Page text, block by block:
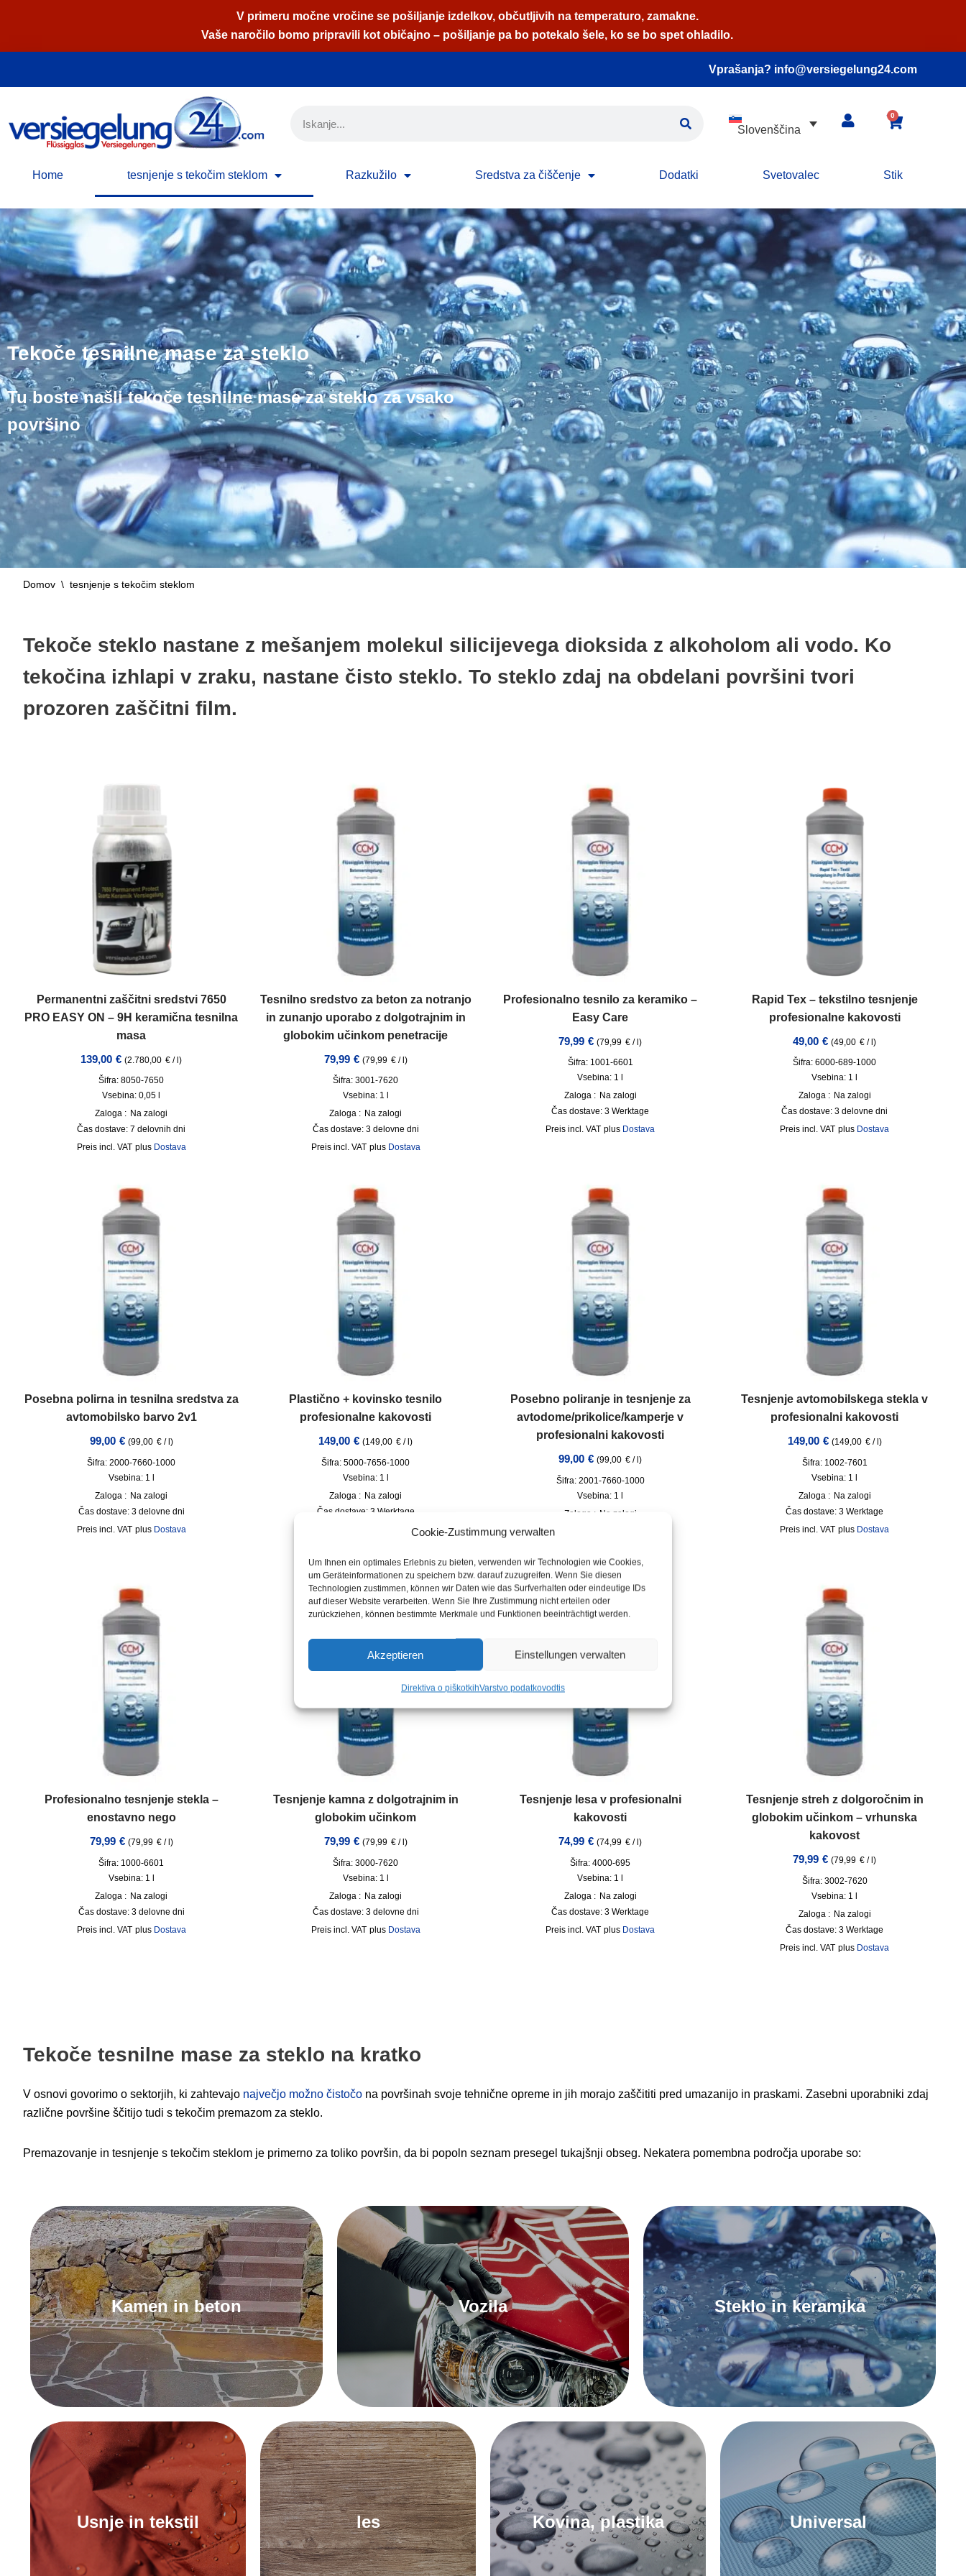
Cookie-Zustimmung verwalten
Um Ihnen ein optimales Erlebnis zu bieten, verwenden wir Technologien wie Cookies,
um Geräteinformationen zu speichern bzw. darauf zuzugreifen. Wenn Sie diesen
Technologien zustimmen, können wir Daten wie das Surfverhalten oder eindeutige IDs
auf dieser Website verarbeiten. Wenn Sie Ihre Zustimmung nicht erteilen oder
zurückziehen, können bestimmte Merkmale und Funktionen beeinträchtigt werden.
Akzeptieren Einstellungen verwalten
Direktiva o piškotkihVarstvo podatkovodtis
V primeru močne vročine se pošiljanje izdelkov, občutljivih na temperaturo, zamakne.
Vaše naročilo bomo pripravili kot običajno – pošiljanje pa bo potekalo šele, ko se bo spet ohladilo.
Vprašanja? info@versiegelung24.com
Slovenščina
0
Home tesnjenje s tekočim steklom Razkužilo Sredstva za čiščenje Dodatki Svetovalec Stik
Tekoče tesnilne mase za steklo
Tu boste našli tekoče tesnilne mase za steklo za vsako
površino
Domov \ tesnjenje s tekočim steklom
Tekoče steklo nastane z mešanjem molekul silicijevega dioksida z alkoholom ali vodo. Ko
tekočina izhlapi v zraku, nastane čisto steklo. To steklo zdaj na obdelani površini tvori
prozoren zaščitni film.
Permanentni zaščitni sredstvi 7650
PRO EASY ON – 9H keramična tesnilna
masa
139,00 € (2.780,00 € /l)
Šifra: 8050-7650
Vsebina: 0,05
Zaloga : Na zalogi
Čas dostave:7 delovnih dni
incl. VAT plus Dostava
Tesnilno sredstvo za beton za notranjo
in zunanjo uporabo z dolgotrajnim in
globokim učinkom penetracije
79,99 € (79,99 €/l)
Šifra: 3001-7620
Vsebina: 1
Zaloga : Na zalogi
Čas dostave: 3 delovne dni
incl. VAT plus Dostava
Profesionalno tesnilo za keramiko –
Easy Care
79,99 € (79,99 € /l)
Šifra: 1001-6601
Vsebina: 1
Zaloga : Na zalogi
Čas dostave:3 Werktage
incl. VAT plus Dostava
Rapid Tex – tekstilno tesnjenje
profesionalne kakovosti
49,00 € (49,00 € /l)
Šifra: 6000-689-1000
Vsebina: 1
Zaloga : Na zalogi
Čas dostave:3 delovne dni
incl. VAT plus Dostava
Posebna polirna in tesnilna sredstva za
avtomobilsko barvo 2v1
99,00 € (99,00 €/ )
Šifra: 2000-7660-1000
Vsebina: 1 l
Zaloga : Na zalogi
Čas dostave: 3 delovne dni
incl. VAT plus Dostava
Plastično + kovinsko tesnilo
profesionalne kakovosti
149,00 € (149,00 € / l)
Šifra: 5000-7656-1000
Vsebina: 1 l
Zaloga : Na zalogi
Čas dostave: 3 Werktage
Dostava
Posebno poliranje in tesnjenje za
avtodome/prikolice/kamperje v
profesionalni kakovosti
99,00 € (99,00 € / l)
Šifra: 2001-7660-1000
Vsebina: 1l
Zaloga : Na zalogi
Čas dostave:
Tesnjenje avtomobilskega stekla v
profesionalni kakovosti
149,00 € (149,00 €/ )
Šifra: 1002-7601
Vsebina: 1l
Zaloga : Na zalogi
Čas dostave:3 Werktage
incl. VAT plus Dostava
Profesionalno tesnjenje stekla –
enostavno nego
79,99 € (79,99 €/ )
Šifra: 1000-6601
Vsebina: 1 l
Zaloga : Na zalogi
Čas dostave: 3 delovne dni
incl. VAT plus Dostava
Tesnjenje kamna z dolgotrajnim in
globokim učinkom
79,99 € (79,99 €/ )
Šifra: 3000-7620
Vsebina: 1 l
Zaloga : Na zalogi
Čas dostave: 3 delovne dni
incl. VAT plus Dostava
Tesnjenje lesa v profesionalni
kakovosti
74,99 € (74,99 € / l)
Šifra: 4000-695
Vsebina: 1l
Zaloga : Na zalogi
Čas dostave:3 Werktage
incl. VAT plus Dostava
Tesnjenje streh z dolgoročnim in
globokim učinkom – vrhunska
kakovost
79,99 € (79,99 € / l)
Šifra: 3002-7620
Vsebina: 1l
Zaloga : Na zalogi
Čas dostave:3 Werktage
incl. VAT plus Dostava
Tekoče tesnilne mase za steklo na kratko
V osnovi govorimo o sektorjih, ki zahtevajo največjo možno čistočo na površinah svoje tehnične opreme in jih morajo zaščititi pred umazanijo in praskami. Zasebni uporabniki zdaj
različne površine ščitijo tudi s tekočim premazom za steklo.
Premazovanje in tesnjenje s tekočim steklom je primerno za toliko površin, da bi popoln seznam presegel tukajšnji obseg. Nekatera pomembna področja uporabe so:
Kamen in beton
Za tesnila za kamen in beton
Vozila
Za avtomobilske tesnilne mase
Steklo in keramika
Za tesnila za steklo in keramiko
Usnje in tekstil les Kovina, plastika Universal